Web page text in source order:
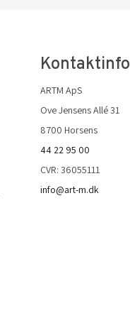
Kontaktinfo
ARTM ApS
Ove Jensens Allé 31
8700 Horsens
44 22 95 00
CVR: 36055111
info@art-m.dk